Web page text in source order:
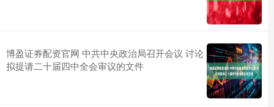
博盈证券配资官网 中共中央政治局召开会议 讨论
拟提请二十届四中全会审议的文件